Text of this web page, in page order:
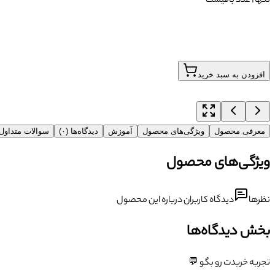
افزودن به سبد خرید
معرفی محصول ویژگی‌های محصول آموزش دیدگاه‌ها (۰) سوالات
ویژگی‌های محصول
نظرها دیدگاه کاربران درباره این محصول
بخش دیدگاه‌ها
تجربه خریدت رو بگو 💬